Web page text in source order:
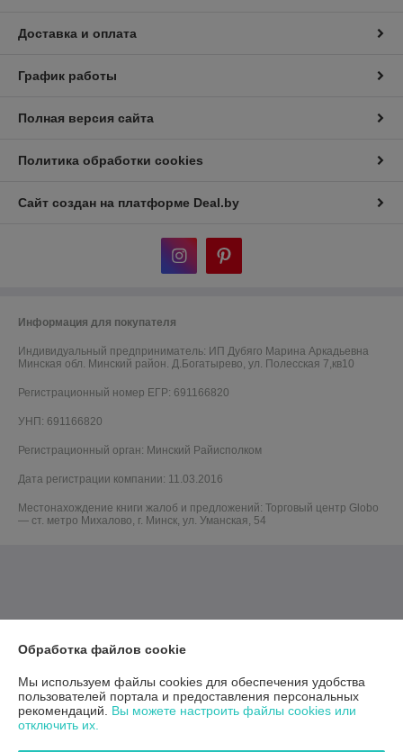
Доставка и оплата
График работы
Полная версия сайта
Политика обработки cookies
Сайт создан на платформе Deal.by
Информация для покупателя
Индивидуальный предприниматель: ИП Дубяго Марина Аркадьевна
Минская обл. Минский район. Д.Богатырево, ул. Полесская 7,кв10
Регистрационный номер ЕГР: 691166820
УНП: 691166820
Регистрационный орган: Минский Райисполком
Дата регистрации компании: 11.03.2016
Местонахождение книги жалоб и предложений: Торговый центр Globo
— ст. метро Михалово, г. Минск, ул. Уманская, 54
Обработка файлов cookie
Мы используем файлы cookies для обеспечения удобства
пользователей портала и предоставления персональных
рекомендаций. Вы можете настроить файлы cookies или
отключить их.